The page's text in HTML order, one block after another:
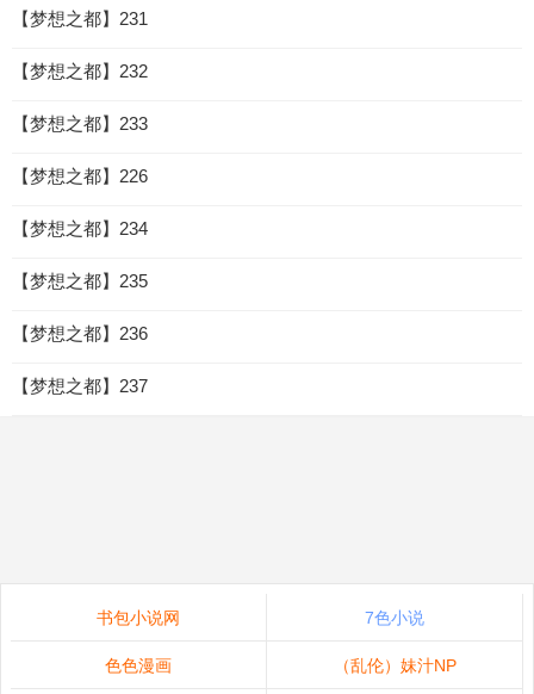
【梦想之都】231
【梦想之都】232
【梦想之都】233
【梦想之都】226
【梦想之都】234
【梦想之都】235
【梦想之都】236
【梦想之都】237
书包小说网 7色小说
色色漫画 （乱伦）妹汁NP